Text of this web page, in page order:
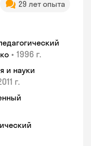
29 лет опыта
• 1996 г.
и науки
г.